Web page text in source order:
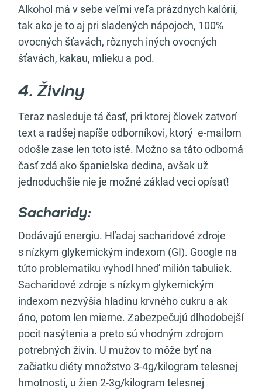
Alkohol má v sebe veľmi veľa prázdnych kalórií,
tak ako je to aj pri sladených nápojoch, 100%
ovocných šťavách, rôznych iných ovocných
šťavách, kakau, mlieku a pod.
4. Živiny
Teraz nasleduje tá časť, pri ktorej človek zatvorí
text a radšej napíše odborníkovi, ktorý e-mailom
odošle zase len toto isté. Možno sa táto odborná
časť zdá ako španielska dedina, avšak už
jednoduchšie nie je možné základ veci opísať!
Sacharidy:
Dodávajú energiu. Hľadaj sacharidové zdroje
s nízkym glykemickým indexom (GI). Google na
túto problematiku vyhodí hneď milión tabuliek.
Sacharidové zdroje s nízkym glykemickým
indexom nezvýšia hladinu krvného cukru a ak
áno, potom len mierne. Zabezpečujú dlhodobejší
pocit nasýtenia a preto sú vhodným zdrojom
potrebných živín. U mužov to môže byť na
začiatku diéty množstvo 3-4g/kilogram telesnej
hmotnosti, u žien 2-3g/kilogram telesnej